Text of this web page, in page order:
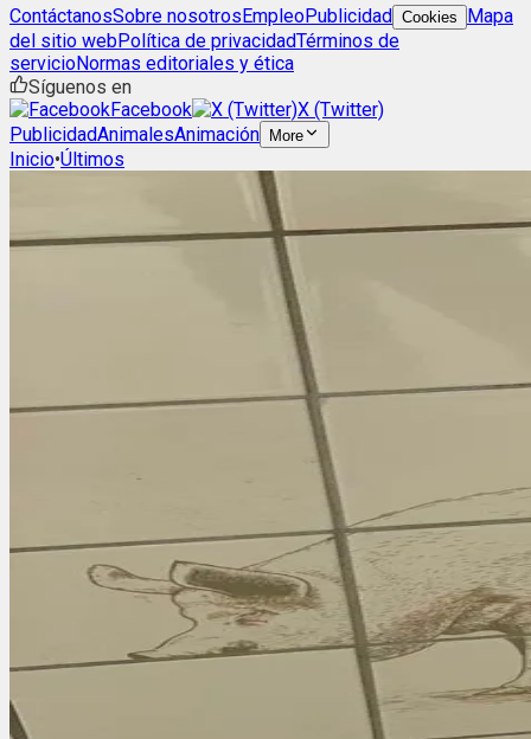
ContáctanosSobre nosotrosEmpleoPublicidad Cookies
Mapa
del sitio webPolítica de privacidadTérminos de
servicioNormas editoriales y ética
Síguenos en
Facebook
X (Twitter)
PublicidadAnimalesAnimación More
Inicio•Últimos